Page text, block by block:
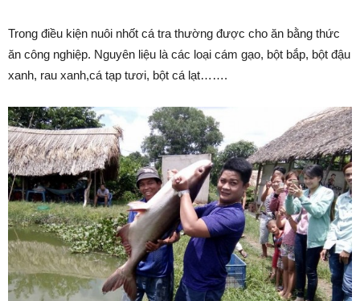
Trong điều kiện nuôi nhốt cá tra thường được cho ăn bằng thức
ăn công nghiệp. Nguyên liệu là các loại cám gạo, bột bắp, bột đậu
xanh, rau xanh,cá tạp tươi, bột cá lạt…….